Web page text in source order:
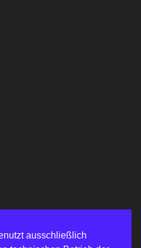
ausschließlich